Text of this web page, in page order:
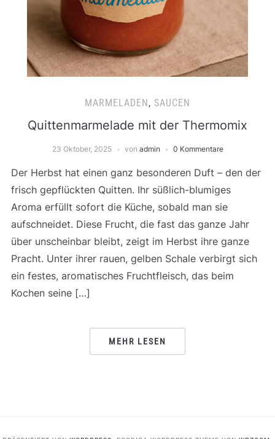
MARMELADEN, SAUCEN
Quittenmarmelade mit der Thermomix
23 Oktober, 2025 von admin 0 Kommentare
Der Herbst hat einen ganz besonderen Duft – den der
frisch gepflückten Quitten. Ihr süßlich-blumiges
Aroma erfüllt sofort die Küche, sobald man sie
aufschneidet. Diese Frucht, die fast das ganze Jahr
über unscheinbar bleibt, zeigt im Herbst ihre ganze
Pracht. Unter ihrer rauen, gelben Schale verbirgt sich
ein festes, aromatisches Fruchtfleisch, das beim
Kochen seine […]
MEHR LESEN